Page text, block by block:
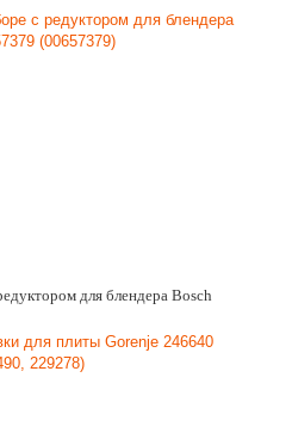
для блендера Bosch